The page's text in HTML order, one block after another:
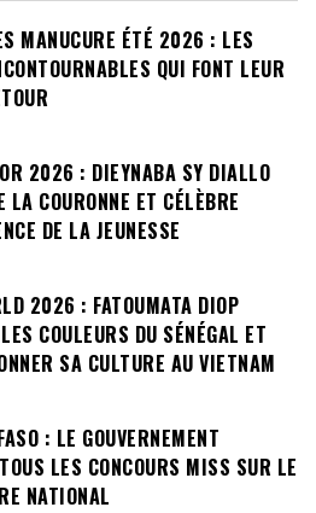
MANUCURE ÉTÉ 2026 : LES
QUI FONT LEUR
2026 : DIEYNABA SY DIALLO
LA COURONNE ET CÉLÈBRE
DE LA JEUNESSE
2026 : FATOUMATA DIOP
COULEURS DU SÉNÉGAL ET
SA CULTURE AU VIETNAM
: LE GOUVERNEMENT
LES CONCOURS MISS SUR LE
NATIONAL